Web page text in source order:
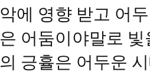
악에 영향 받고 어
은 어둠이야말로
의 긍휼은 어두운